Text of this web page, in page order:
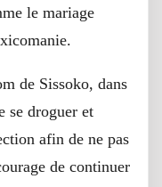
le mariage
de Sissoko, dans
se droguer et
afin de ne pas
de continuer